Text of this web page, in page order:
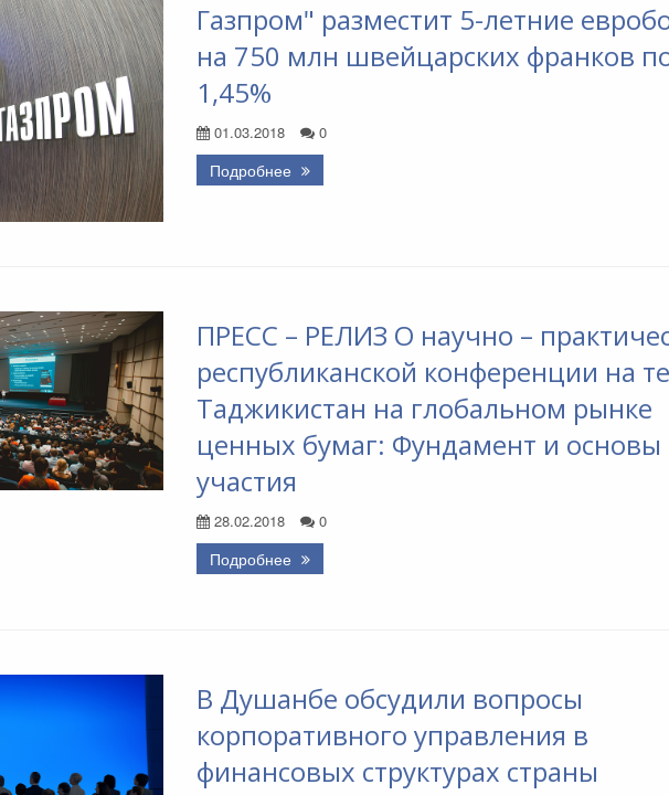
Газпром" разместит 5-летние
на 750 млн швейцарских франков
1,45%
01.03.2018 0
Подробнее
ПРЕСС – РЕЛИЗ О научно –
республиканской конференции на
Таджикистан на глобальном рынке
ценных бумаг: Фундамент и основы
участия
28.02.2018 0
Подробнее
В Душанбе обсудили вопросы
корпоративного управления в
финансовых структурах страны